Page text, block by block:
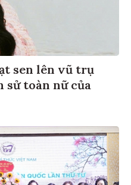
sen lên vũ trụ
toàn nữ của